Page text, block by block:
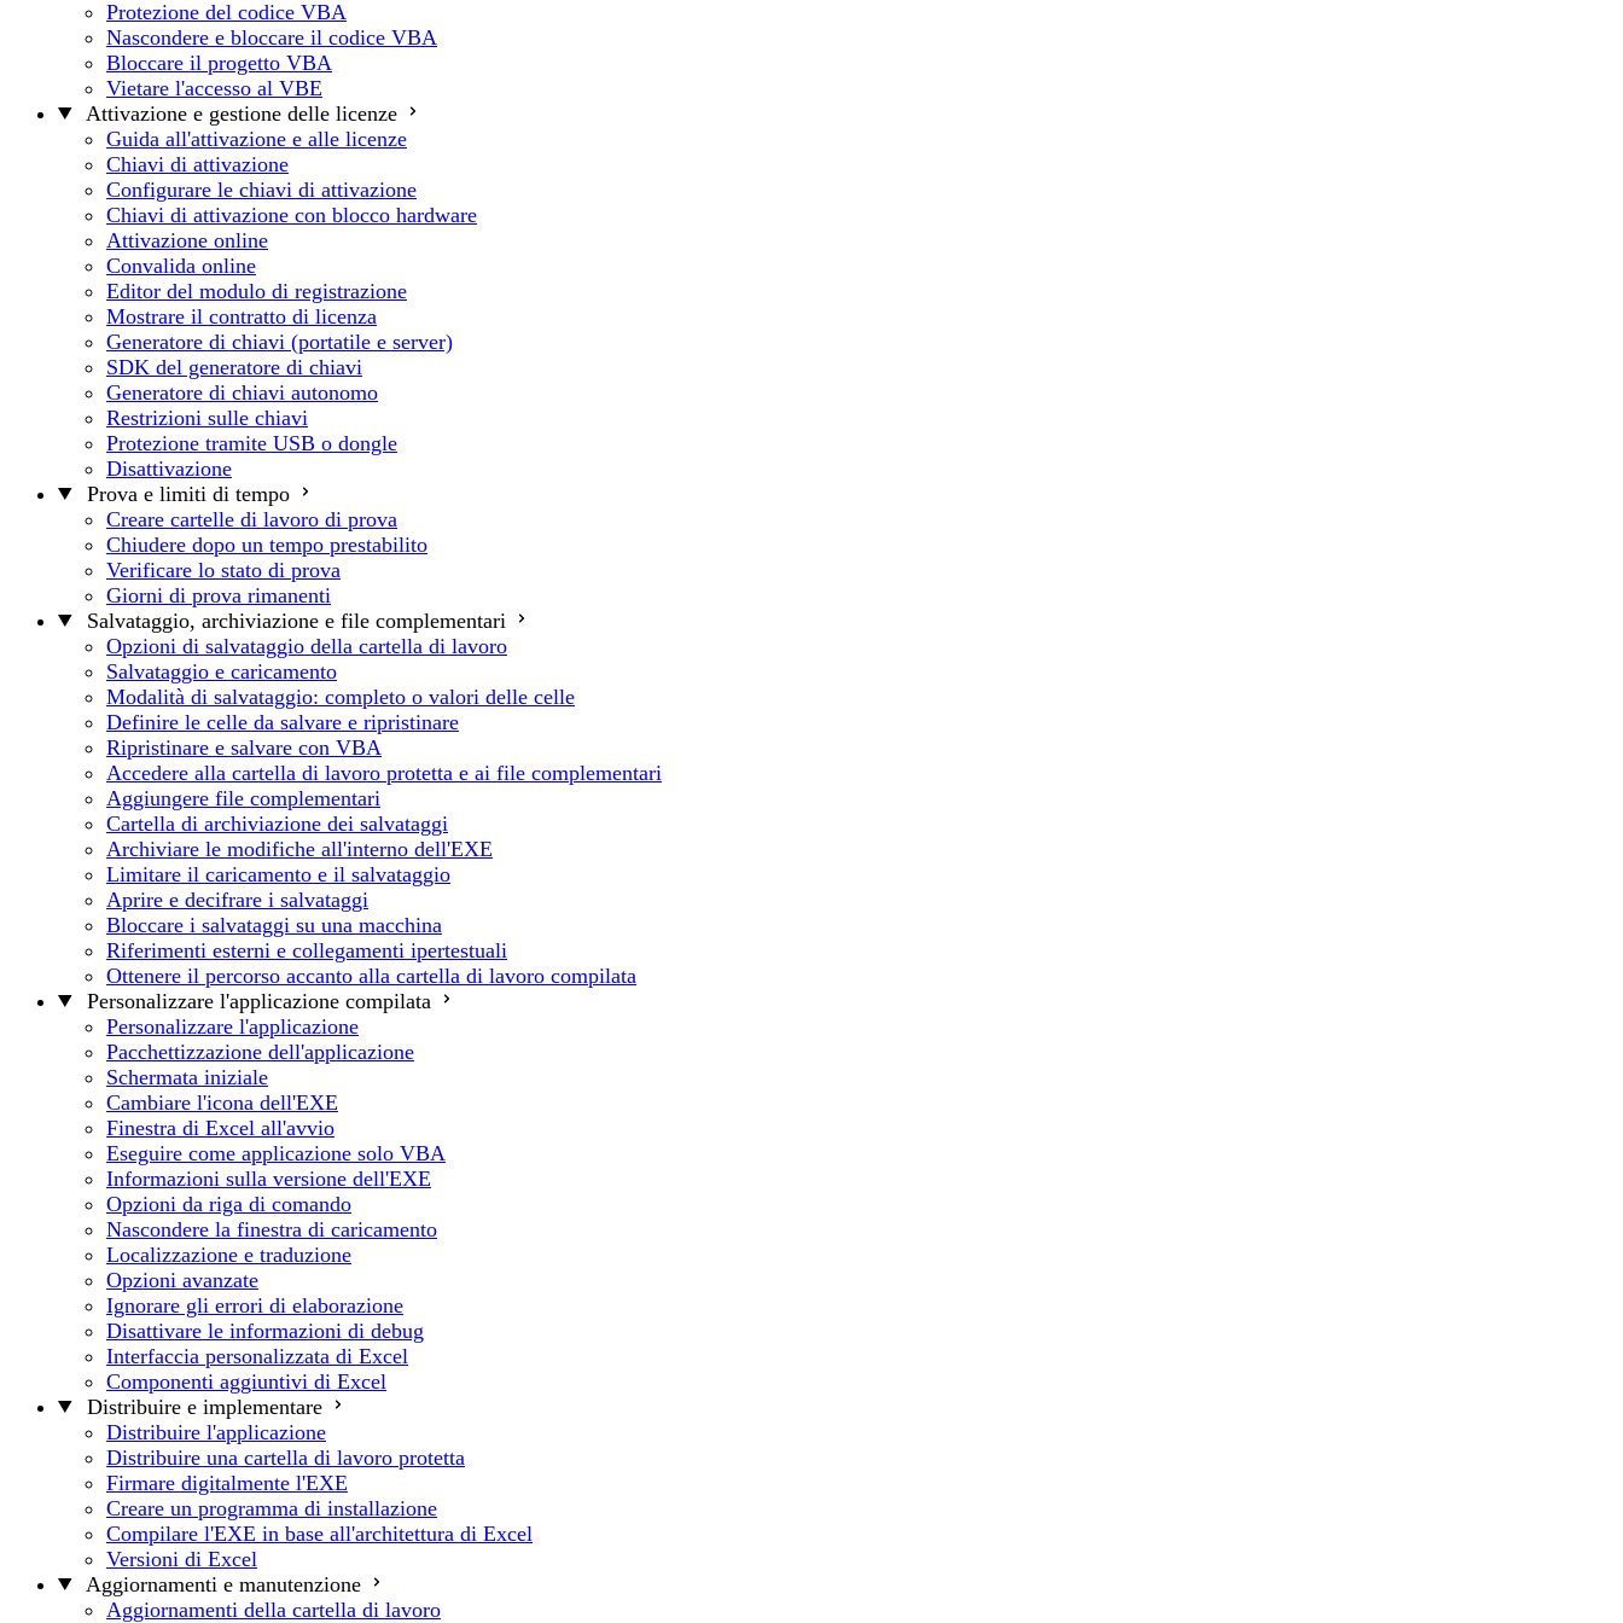
Protezione del codice VBA
Nascondere e bloccare il codice VBA
Bloccare il progetto VBA
Vietare l'accesso al VBE
Attivazione e gestione delle licenze
Guida all'attivazione e alle licenze
Chiavi di attivazione
Configurare le chiavi di attivazione
Chiavi di attivazione con blocco hardware
Attivazione online
Convalida online
Editor del modulo di registrazione
Mostrare il contratto di licenza
Generatore di chiavi (portatile e server)
SDK del generatore di chiavi
Generatore di chiavi autonomo
Restrizioni sulle chiavi
Protezione tramite USB o dongle
Disattivazione
Prova e limiti di tempo
Creare cartelle di lavoro di prova
Chiudere dopo un tempo prestabilito
Verificare lo stato di prova
Giorni di prova rimanenti
Salvataggio, archiviazione e file complementari
Opzioni di salvataggio della cartella di lavoro
Salvataggio e caricamento
Modalità di salvataggio: completo o valori delle celle
Definire le celle da salvare e ripristinare
Ripristinare e salvare con VBA
Accedere alla cartella di lavoro protetta e ai file complementari
Aggiungere file complementari
Cartella di archiviazione dei salvataggi
Archiviare le modifiche all'interno dell'EXE
Limitare il caricamento e il salvataggio
Aprire e decifrare i salvataggi
Bloccare i salvataggi su una macchina
Riferimenti esterni e collegamenti ipertestuali
Ottenere il percorso accanto alla cartella di lavoro compilata
Personalizzare l'applicazione compilata
Personalizzare l'applicazione
Pacchettizzazione dell'applicazione
Schermata iniziale
Cambiare l'icona dell'EXE
Finestra di Excel all'avvio
Eseguire come applicazione solo VBA
Informazioni sulla versione dell'EXE
Opzioni da riga di comando
Nascondere la finestra di caricamento
Localizzazione e traduzione
Opzioni avanzate
Ignorare gli errori di elaborazione
Disattivare le informazioni di debug
Interfaccia personalizzata di Excel
Componenti aggiuntivi di Excel
Distribuire e implementare
Distribuire l'applicazione
Distribuire una cartella di lavoro protetta
Firmare digitalmente l'EXE
Creare un programma di installazione
Compilare l'EXE in base all'architettura di Excel
Versioni di Excel
Aggiornamenti e manutenzione
Aggiornamenti della cartella di lavoro